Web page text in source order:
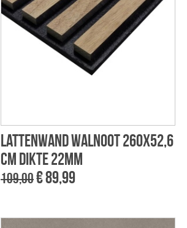
Lattenwand walnoot 260x52,6
cm dikte 22mm
109,00€ 89,99